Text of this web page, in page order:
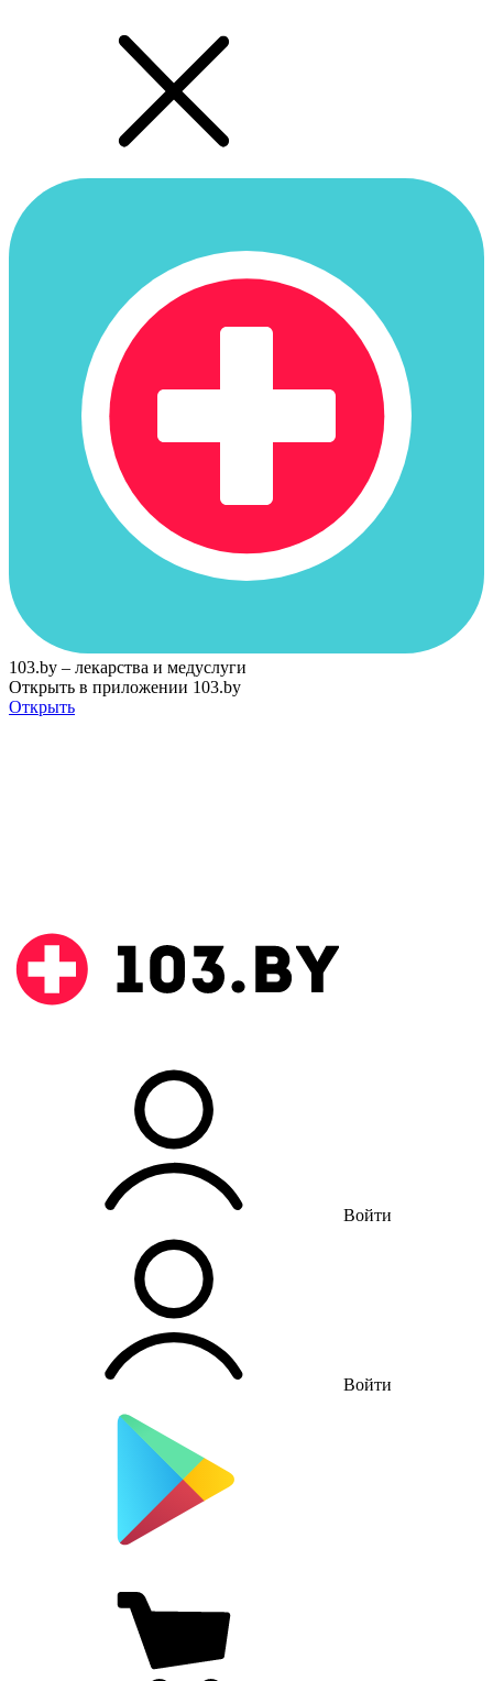
103.by – лекарства и медуслуги
Открыть в приложении 103.by
Открыть
Войти
Войти